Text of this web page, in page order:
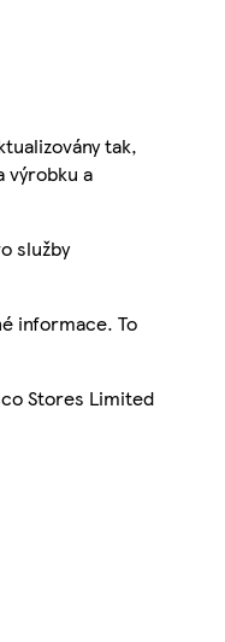
tak,
výrobku a
služby
informace. To
Stores Limited